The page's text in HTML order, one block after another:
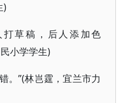
)
草稿，后人添加色
小学学生)
。”(林岂霆，宜兰市力